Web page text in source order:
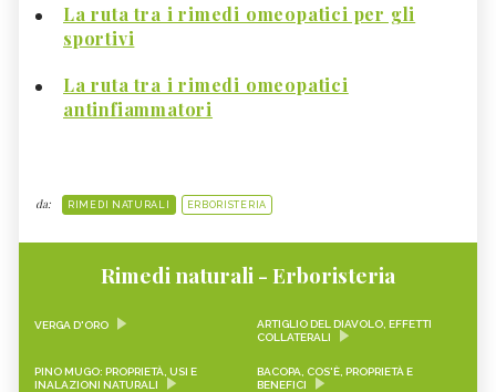
La ruta tra i rimedi omeopatici per gli
sportivi
La ruta tra i rimedi omeopatici
antinfiammatori
da: RIMEDI NATURALI ERBORISTERIA
Rimedi naturali - Erboristeria
VERGA D'ORO
ARTIGLIO DEL DIAVOLO, EFFETTI
COLLATERALI
PINO MUGO: PROPRIETÀ, USI E
INALAZIONI NATURALI
BACOPA, COS'È, PROPRIETÀ E
BENEFICI